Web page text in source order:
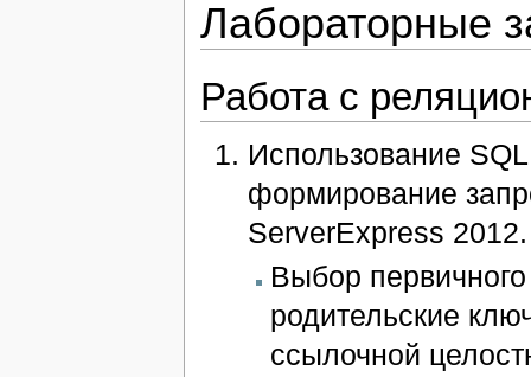
Лабораторные
Работа с
Использование
формирование
ServerExpress 2012.
Выбор
родительские
ссылочной